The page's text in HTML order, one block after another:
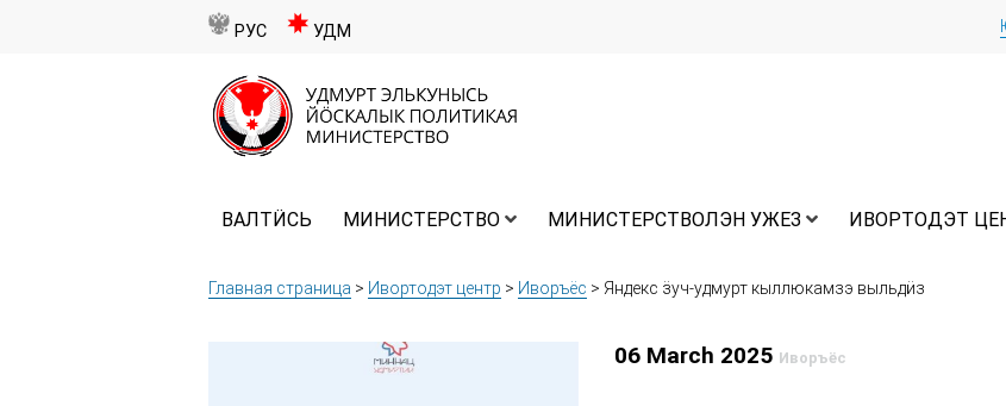
РУС УДМ
ВАЛТӤСЬ МИНИСТЕРСТВО МИНИСТЕРСТВОЛЭН УЖЕЗ ИВОРТОДЭТ
Главная страница > Ивортодэт центр > Иворъёс > Яндекс ӟуч-удмурт кыллюкамзэ выльдӥз
06 March 2025 Иворъёс